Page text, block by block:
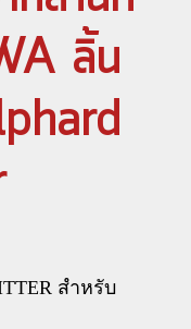
ลิ้น
สำหรับ